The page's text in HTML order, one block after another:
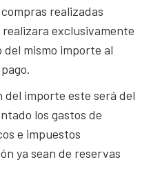
realizadas
exclusivamente
mismo importe al
del importe este será del
los gastos de
e impuestos
ya sean de reservas